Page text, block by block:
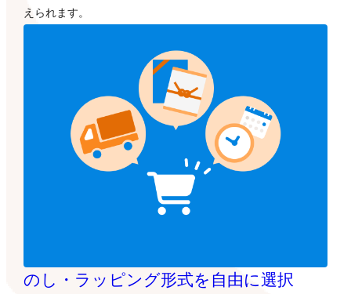
えられます。
のし・ラッピング形式を自由に選択